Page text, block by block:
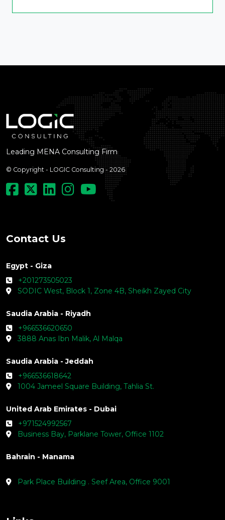
Leading MENA Consulting Firm
© Copyright - LOGIC Consulting - 2026
Contact Us
Egypt - Giza
+201273505023
SODIC West, Block 1, Zone 4B, Sheikh Zayed City
Saudia Arabia - Riyadh
+966536620650
3888 Anas Ibn Malik, Al Malqa
Saudia Arabia - Jeddah
+966536618642
1004 Jameel Square Building, Tahlia St.
United Arab Emirates - Dubai
+971524992567
Business Bay, Parklane Tower, Office 1102
Bahrain - Manama
Park Place Building . Seef Area, Office 9001